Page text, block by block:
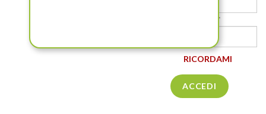
Password *
RICORDAMI